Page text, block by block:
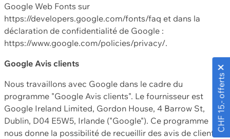
Google Web Fonts sur
https://developers.google.com/fonts/faq et dans la
déclaration de confidentialité de Google :
https://www.google.com/policies/privacy/.
Google Avis clients
Nous travaillons avec Google dans le cadre du
programme "Google Avis clients". Le fournisseur est
Google Ireland Limited, Gordon House, 4 Barrow St,
Dublin, D04 E5W5, Irlande ("Google"). Ce programme
nous donne la possibilité de recueillir des avis de clients
CHF 15.- offerts